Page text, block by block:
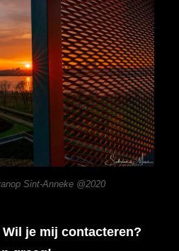
Sint-Anneke @2020
je mij contacteren?